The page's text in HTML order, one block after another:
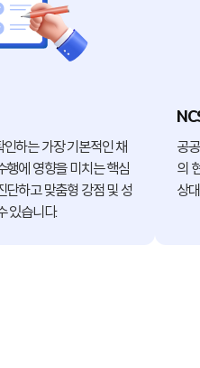
하는 가장 기본적인 채
행에 영향을 미치는 핵심
단하고 맞춤형 강점 및 성
있습니다.
공
의
상